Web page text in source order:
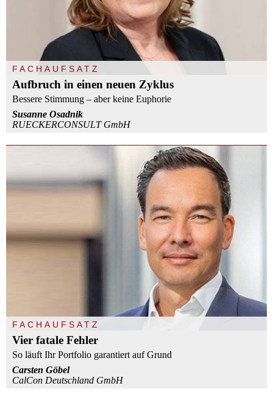
FACHAUFSATZ
Aufbruch in einen neuen Zyklus
Bessere Stimmung – aber keine Euphorie
Susanne Osadnik
RUECKERCONSULT GmbH
FACHAUFSATZ
Vier fatale Fehler
So läuft Ihr Portfolio garantiert auf Grund
Carsten Göbel
CalCon Deutschland GmbH